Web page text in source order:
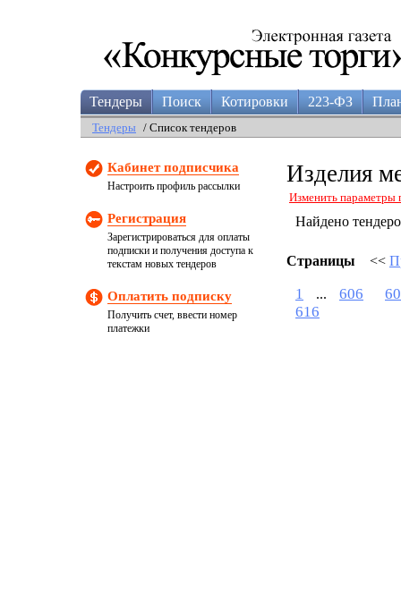
Тендеры Поиск Котировки 223-ФЗ
Тендеры / Список тендеров
Кабинет подписчика
Настроить профиль рассылки
Регистрация
Зарегистрироваться для оплаты
подписки и получения доступа к
текстам новых тендеров
Оплатить подписку
Получить счет, ввести номер
платежки
Изделия
Изменить параметры
Найдено
Страницы <<
1 ... 606
616